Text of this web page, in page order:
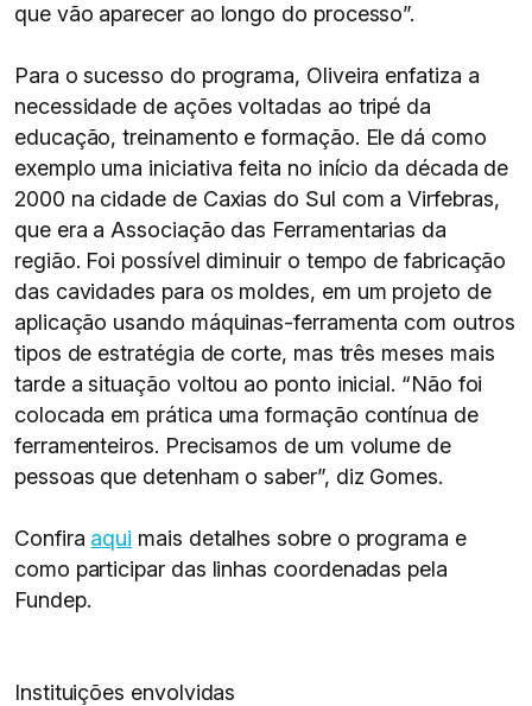
que vão aparecer ao longo do processo”.
Para o sucesso do programa, Oliveira enfatiza a
necessidade de ações voltadas ao tripé da
educação, treinamento e formação. Ele dá como
exemplo uma iniciativa feita no início da década de
2000 na cidade de Caxias do Sul com a Virfebras,
que era a Associação das Ferramentarias da
região. Foi possível diminuir o tempo de fabricação
das cavidades para os moldes, em um projeto de
aplicação usando máquinas-ferramenta com outros
tipos de estratégia de corte, mas três meses mais
tarde a situação voltou ao ponto inicial. “Não foi
colocada em prática uma formação contínua de
ferramenteiros. Precisamos de um volume de
pessoas que detenham o saber”, diz Gomes.
Confira aqui mais detalhes sobre o programa e
como participar das linhas coordenadas pela
Fundep.
Instituições envolvidas